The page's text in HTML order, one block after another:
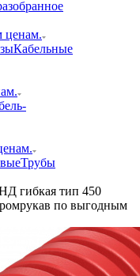
ценам.
Кабельные
Трубы
гибкая тип 450
по выгодным